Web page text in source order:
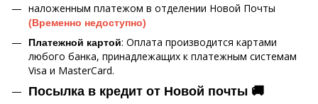
наложенным платежом в отделении Новой Почты
(Временно недоступно)
Платежной картой: Оплата производится картами
любого банка, принадлежащих к платежным системам
Visa и MasterCard.
Посылка в кредит от Новой почты 🚚